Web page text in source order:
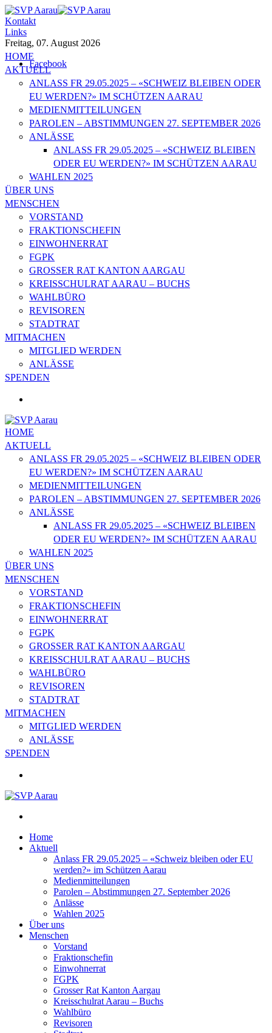
Kontakt
Links
Freitag, 07. August 2026
Facebook
HOME
AKTUELL
ANLASS FR 29.05.2025 – «SCHWEIZ BLEIBEN ODER
EU WERDEN?» IM SCHÜTZEN AARAU
MEDIENMITTEILUNGEN
PAROLEN – ABSTIMMUNGEN 27. SEPTEMBER 2026
ANLÄSSE
ANLASS FR 29.05.2025 – «SCHWEIZ BLEIBEN
ODER EU WERDEN?» IM SCHÜTZEN AARAU
WAHLEN 2025
ÜBER UNS
MENSCHEN
VORSTAND
FRAKTIONSCHEFIN
EINWOHNERRAT
FGPK
GROSSER RAT KANTON AARGAU
KREISSCHULRAT AARAU – BUCHS
WAHLBÜRO
REVISOREN
STADTRAT
MITMACHEN
MITGLIED WERDEN
ANLÄSSE
SPENDEN
HOME
AKTUELL
ANLASS FR 29.05.2025 – «SCHWEIZ BLEIBEN ODER
EU WERDEN?» IM SCHÜTZEN AARAU
MEDIENMITTEILUNGEN
PAROLEN – ABSTIMMUNGEN 27. SEPTEMBER 2026
ANLÄSSE
ANLASS FR 29.05.2025 – «SCHWEIZ BLEIBEN
ODER EU WERDEN?» IM SCHÜTZEN AARAU
WAHLEN 2025
ÜBER UNS
MENSCHEN
VORSTAND
FRAKTIONSCHEFIN
EINWOHNERRAT
FGPK
GROSSER RAT KANTON AARGAU
KREISSCHULRAT AARAU – BUCHS
WAHLBÜRO
REVISOREN
STADTRAT
MITMACHEN
MITGLIED WERDEN
ANLÄSSE
SPENDEN
Home
Aktuell
Anlass FR 29.05.2025 – «Schweiz bleiben oder EU
werden?» im Schützen Aarau
Medienmitteilungen
Parolen – Abstimmungen 27. September 2026
Anlässe
Wahlen 2025
Über uns
Menschen
Vorstand
Fraktionschefin
Einwohnerrat
FGPK
Grosser Rat Kanton Aargau
Kreisschulrat Aarau – Buchs
Wahlbüro
Revisoren